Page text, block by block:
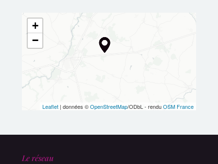
+
−
Leaflet | données ©OpenStreetMap/ODbL - renduOSM France
Le réseau